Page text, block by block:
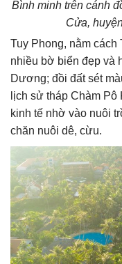
Bình minh trên cánh
Cửa,
Tuy Phong, nằm cách
nhiều bờ biển đẹp và
Dương; đồi đất sét
lịch sử tháp Chàm
kinh tế nhờ vào nuôi
chăn nuôi dê, cừu.